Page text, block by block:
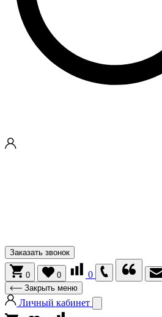
Заказать звонок
0 0 0
Закрыть меню
Личный кабинет